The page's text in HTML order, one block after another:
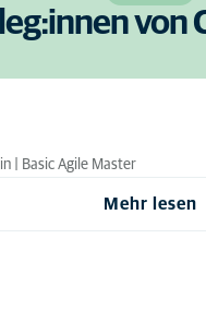
von
| Basic Agile Master
Mehr lesen